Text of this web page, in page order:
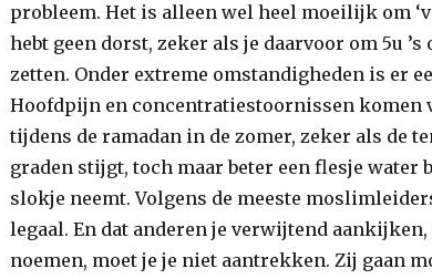
probleem. Het is alleen wel heel moeilijk om
hebt geen dorst, zeker als je daarvoor om 5u
zetten. Onder extreme omstandigheden is er
Hoofdpijn en concentratiestoornissen komen
tijdens de ramadan in de zomer, zeker als de
graden stijgt, toch maar beter een flesje water
slokje neemt. Volgens de meeste
legaal. En dat anderen je verwijtend aankijken,
noemen, moet je je niet aantrekken. Zij gaan